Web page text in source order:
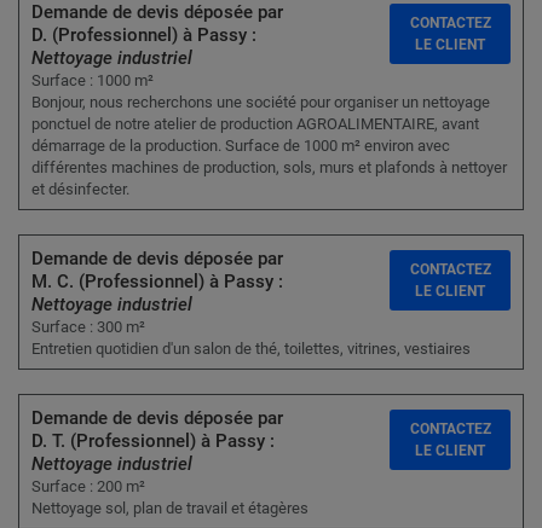
Demande de devis déposée par
D. (Professionnel) à Passy :
Nettoyage industriel
Surface : 1000 m²
Bonjour, nous recherchons une société pour organiser un nettoyage
ponctuel de notre atelier de production AGROALIMENTAIRE, avant
démarrage de la production. Surface de 1000 m² environ avec
différentes machines de production, sols, murs et plafonds à nettoyer
et désinfecter.
CONTACTEZ
LE CLIENT
Demande de devis déposée par
M. C. (Professionnel) à Passy :
Nettoyage industriel
Surface : 300 m²
Entretien quotidien d'un salon de thé, toilettes, vitrines, vestiaires
CONTACTEZ
LE CLIENT
Demande de devis déposée par
D. T. (Professionnel) à Passy :
Nettoyage industriel
Surface : 200 m²
Nettoyage sol, plan de travail et étagères
CONTACTEZ
LE CLIENT